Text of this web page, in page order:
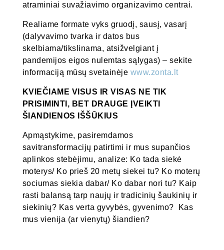
atraminiai suvažiavimo organizavimo centrai.
Realiame formate vyks gruodį, sausį, vasarį
(dalyvavimo tvarka ir datos bus
skelbiama/tikslinama, atsižvelgiant į
pandemijos eigos nulemtas sąlygas) – sekite
informaciją mūsų svetainėje www.zonta.lt
KVIEČIAME VISUS IR VISAS NE TIK
PRISIMINTI, BET DRAUGE ĮVEIKTI
ŠIANDIENOS IŠŠŪKIUS
Apmąstykime, pasiremdamos
savitransformacijų patirtimi ir mus supančios
aplinkos stebėjimu, analize: Ko tada siekė
moterys/ Ko prieš 20 metų siekei tu? Ko moterų
sociumas siekia dabar/ Ko dabar nori tu? Kaip
rasti balansą tarp naujų ir tradicinių šaukinių ir
siekinių? Kas verta gyvybės, gyvenimo? Kas
mus vienija (ar vienytų) šiandien?